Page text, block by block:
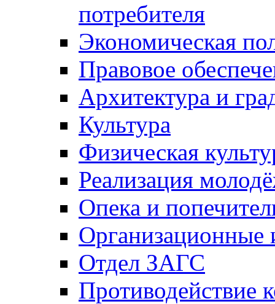
потребителя
Экономическая
Правовое
Архитектура и
Культура
Физическая
Реализация
Опека и
Отдел ЗАГС
Противодействие